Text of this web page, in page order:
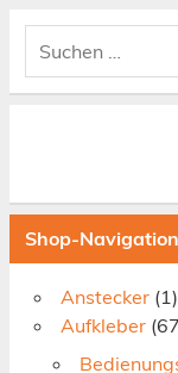
Shop-Navigation
Anstecker (1)
Aufkleber